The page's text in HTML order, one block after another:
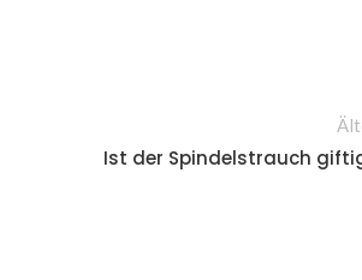
Ist der Spindelstrauch